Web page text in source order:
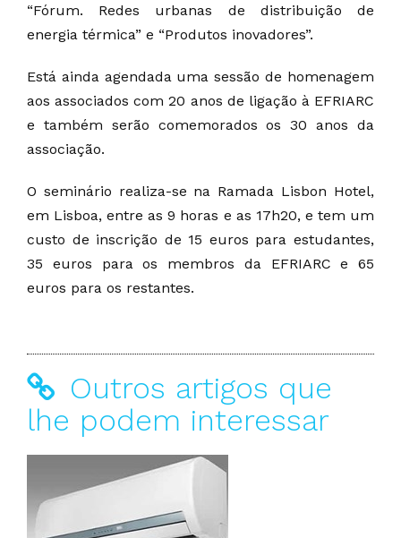
“Fórum. Redes urbanas de distribuição de
energia térmica” e “Produtos inovadores”.
Está ainda agendada uma sessão de homenagem
aos associados com 20 anos de ligação à EFRIARC
e também serão comemorados os 30 anos da
associação.
O seminário realiza-se na Ramada Lisbon Hotel,
em Lisboa, entre as 9 horas e as 17h20, e tem um
custo de inscrição de 15 euros para estudantes,
35 euros para os membros da EFRIARC e 65
euros para os restantes.
Outros artigos que
lhe podem interessar